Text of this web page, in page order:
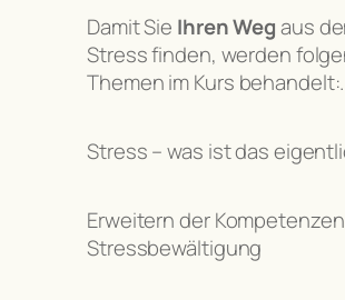
Damit Sie Ihren Wegaus
Stress finden, werden
Themen im Kurs behandelt:.
Stress – was ist das
Erweitern der
Stressbewältigung